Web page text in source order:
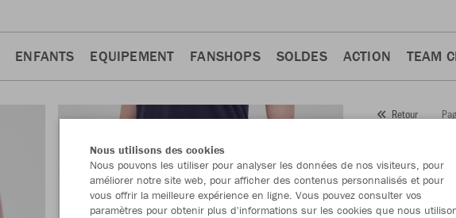
ENFANTS EQUIPEMENT FANSHOPS SOLDES ACTION TEAM
Retour
Numéro d’article:
Nous utilisons des cookies
Nous pouvons les utiliser pour analyser les données de nos visiteurs, pour
améliorer notre site web, pour afficher des contenus personnalisés et pour
vous offrir la meilleure expérience en ligne. Vous pouvez consulter vos
paramètres pour obtenir plus d'informations sur les cookies que nous